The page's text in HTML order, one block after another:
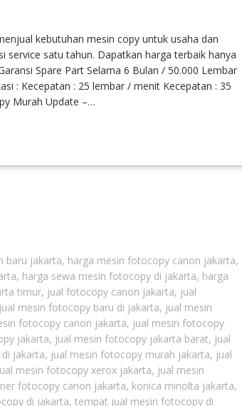
kebutuhan mesin copy untuk usaha dan
satu tahun. Dapatkan harga terbaik hanya
Spare Part Selama 6 Bulan / 50.000 Lembar
: Kecepatan : 25 lembar / menit Kecepatan : 35
Murah Update –…
baru jakarta, harga mesin fotocopy canon jakarta,
, harga sewa mesin fotocopy di jakarta, harga
timur, jual fotocopy canon jakarta, jual
jual mesin fotocopy baru di jakarta, jual mesin
fotocopy canon jakarta, jual mesin fotocopy
jakarta, jual mesin fotocopy jakarta barat, jual
jakarta, jual mesin fotocopy murah jakarta, jual
mesin fotocopy xerox jakarta, jual mesin
fotocopy canon jakarta, konica minolta jakarta,
di jakarta, tempat jual mesin fotocopy di